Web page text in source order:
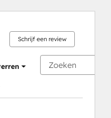
Schrijf een review